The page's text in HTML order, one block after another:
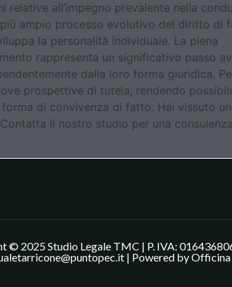
all’impegno prevalente nella
ampio processo evolutivo del diritto di
la personalità individuale. La piena
rappresenta un significativo passo
dalla loro forma giuridica.
prospettive di tutela, rendendo
di convivenza di fatto. Hai vissuto
il nostro studio per una consulenza
© 2025 Studio Legale TMC | P. IVA:
| Powered by